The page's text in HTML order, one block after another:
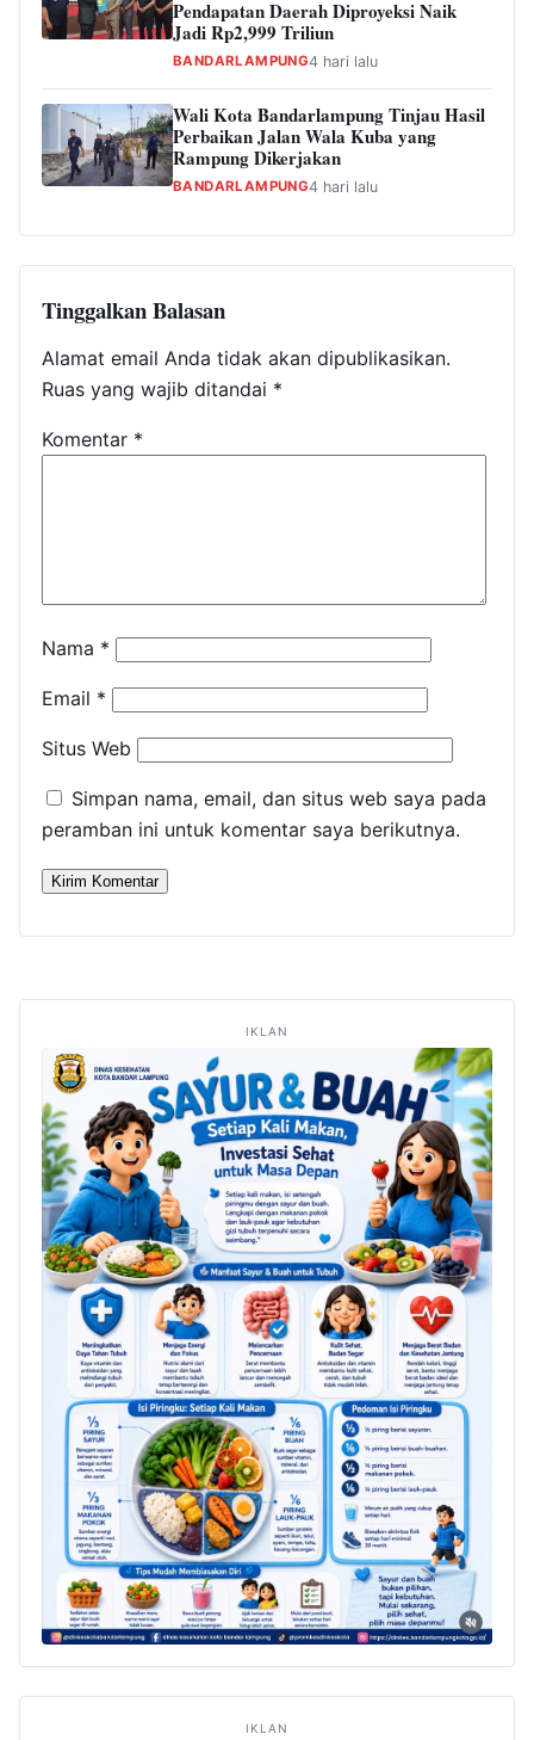
Pendapatan Daerah Diproyeksi Naik
Jadi Rp2,999 Triliun
BANDARLAMPUNG4 hari lalu
Wali Kota Bandarlampung Tinjau Hasil
Perbaikan Jalan Wala Kuba yang
Rampung Dikerjakan
BANDARLAMPUNG4 hari lalu
Tinggalkan Balasan
Alamat email Anda tidak akan dipublikasikan.
Ruas yang wajib ditandai *
Komentar *
Nama *
Email *
Situs Web
Simpan nama, email, dan situs web saya pada
peramban ini untuk komentar saya berikutnya.
IKLAN
IKLAN